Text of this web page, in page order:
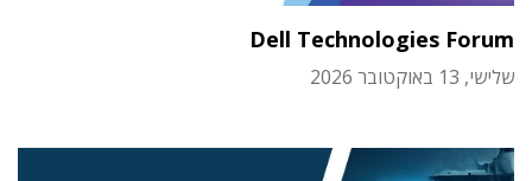
Dell Technologies Forum
שלישי, 13 באוקטובר 2026